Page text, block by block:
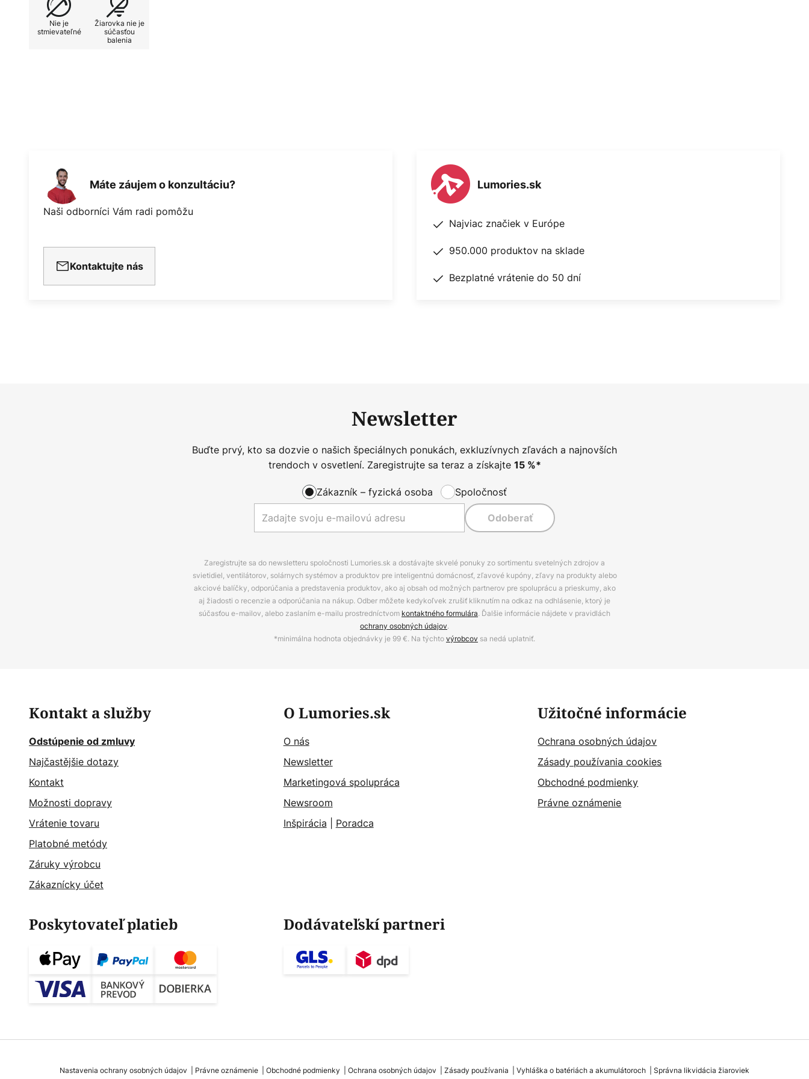
Nie je
stmievateľné
Žiarovka nie je
súčasťou
balenia
Máte záujem o konzultáciu?
Naši odborníci Vám radi pomôžu
Kontaktujte nás
Lumories.sk
Najviac značiek v Európe
950.000 produktov na sklade
Bezplatné vrátenie do 50 dní
Newsletter
Buďte prvý, kto sa dozvie o našich špeciálnych ponukách, exkluzívnych zľavách a najnovších
trendoch v osvetlení. Zaregistrujte sa teraz a získajte 15%*
Zákazník – fyzická osoba Spoločnosť
Odoberať
Zaregistrujte sa do newsletteru spoločnosti Lumories.sk a dostávajte skvelé ponuky zo sortimentu svetelných zdrojov a
svietidiel, ventilátorov, solárnych systémov a produktov pre inteligentnú domácnosť, zľavové kupóny, zľavy na produkty alebo
akciové balíčky, odporúčania a predstavenia produktov, ako aj obsah od možných partnerov pre spoluprácu a prieskumy, ako
aj žiadosti o recenzie a odporúčania na nákup. Odber môžete kedykoľvek zrušiť kliknutím na odkaz na odhlásenie, ktorý je
súčasťou e-mailov, alebo zaslaním e-mailu prostredníctvom kontaktného formulára. Ďalšie informácie nájdete v pravidlách
ochrany osobných údajov.
*minimálna hodnota objednávky je 99 €. Na týchtovýrobcov sa nedá uplatniť.
Kontakt a služby
Odstúpenie od zmluvy
Najčastějšie dotazy
Kontakt
Možnosti dopravy
Vrátenie tovaru
Platobné metódy
Záruky výrobcu
Zákaznícky účet
O Lumories.sk
O nás
Newsletter
Marketingová spolupráca
Newsroom
Inšpirácia
Poradca
Užitočné informácie
Ochrana osobných údajov
Zásady používania cookies
Obchodné podmienky
Právne oznámenie
Poskytovateľ platieb Dodávateľskí partneri
Nastavenia ochrany osobných údajov Právne oznámenie Obchodné podmienky Ochrana osobných údajov Zásady používania Vyhláška o batériách a akumulátoroch Správna likvidácia žiaroviek